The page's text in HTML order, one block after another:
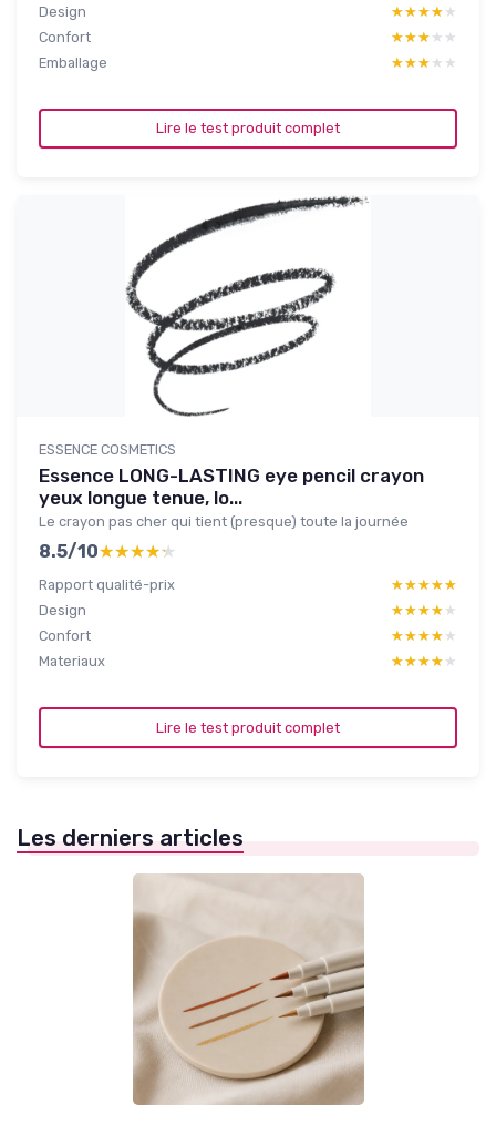
Design ★★★★★
★★★★★
Confort
★★★★★
★★★★★
Emballage
★★★★★
★★★★★
Lire le test produit complet
ESSENCE COSMETICS
Essence LONG-LASTING eye pencil crayon
yeux longue tenue, lo...
Le crayon pas cher qui tient (presque) toute la journée
8.5/10★★★★★
★★★★★
Rapport qualité-prix ★★★★★
★★★★★
Design
★★★★★
★★★★★
Confort
★★★★★
★★★★★
Materiaux
★★★★★
★★★★★
Lire le test produit complet
Les derniers articles